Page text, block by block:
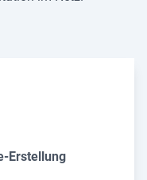
Erstellung